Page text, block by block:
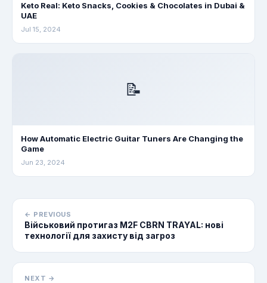
Keto Real: Keto Snacks, Cookies & Chocolates in Dubai &
UAE
Jul 15, 2024
📝
How Automatic Electric Guitar Tuners Are Changing the
Game
Jun 23, 2024
← PREVIOUS
Військовий протигаз M2F CBRN TRAYAL: нові
технології для захисту від загроз
NEXT →